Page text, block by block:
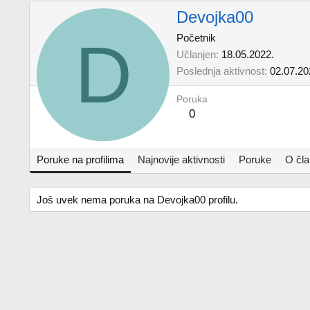
D
Devojka00
Početnik
Učlanjen 18.05.2022.
Poslednja aktivnost
Poruka
0
Poruke na profilima Najnovije aktivnosti Poruke O
Još uvek nema poruka na Devojka00 profilu.